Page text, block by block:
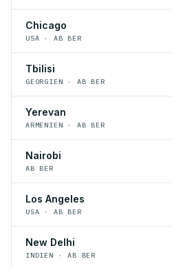
Chicago
USA · AB BER
Tbilisi
GEORGIEN · AB BER
Yerevan
ARMENIEN · AB BER
Nairobi
AB BER
Los Angeles
USA · AB BER
New Delhi
INDIEN · AB BER